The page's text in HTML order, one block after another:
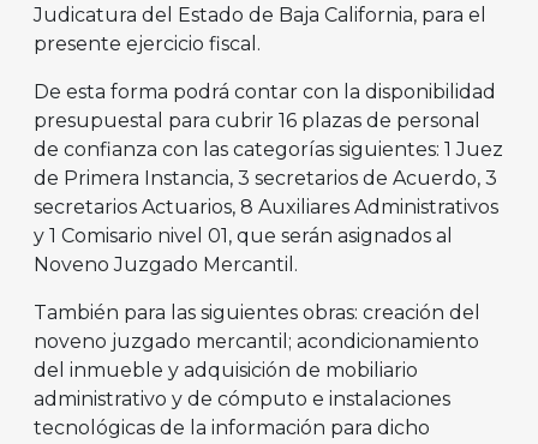
Judicatura del Estado de Baja California, para el
presente ejercicio fiscal.
De esta forma podrá contar con la disponibilidad
presupuestal para cubrir 16 plazas de personal
de confianza con las categorías siguientes: 1 Juez
de Primera Instancia, 3 secretarios de Acuerdo, 3
secretarios Actuarios, 8 Auxiliares Administrativos
y 1 Comisario nivel 01, que serán asignados al
Noveno Juzgado Mercantil.
También para las siguientes obras: creación del
noveno juzgado mercantil; acondicionamiento
del inmueble y adquisición de mobiliario
administrativo y de cómputo e instalaciones
tecnológicas de la información para dicho